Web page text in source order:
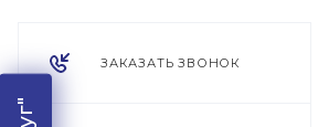
ЗАКАЗАТЬ ЗВОНОК